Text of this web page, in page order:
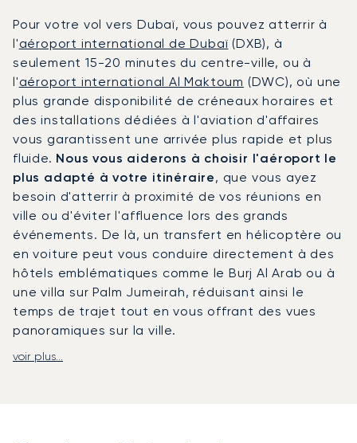
Pour votre vol vers Dubaï, vous pouvez atterrir à
l'aéroport international de Dubaï (DXB), à
seulement 15-20 minutes du centre-ville, ou à
l'aéroport international Al Maktoum (DWC), où une
plus grande disponibilité de créneaux horaires et
des installations dédiées à l'aviation d'affaires
vous garantissent une arrivée plus rapide et plus
fluide. Nous vous aiderons à choisir l'aéroport le
plus adapté à votre itinéraire, que vous ayez
besoin d'atterrir à proximité de vos réunions en
ville ou d'éviter l'affluence lors des grands
événements. De là, un transfert en hélicoptère ou
en voiture peut vous conduire directement à des
hôtels emblématiques comme le Burj Al Arab ou à
une villa sur Palm Jumeirah, réduisant ainsi le
temps de trajet tout en vous offrant des vues
panoramiques sur la ville.
Forts de deux décennies d'expérience, nous
voir plus...